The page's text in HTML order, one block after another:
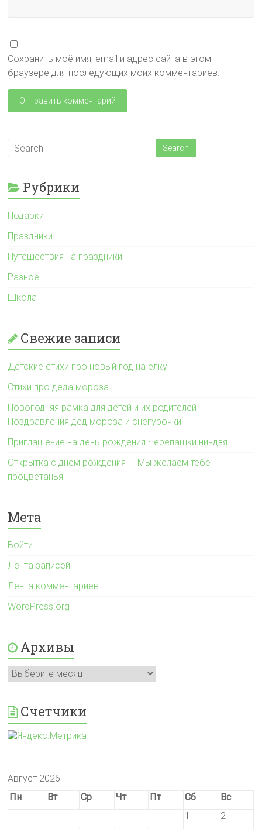
Сохранить моё имя, email и адрес сайта в этом
браузере для последующих моих комментариев.
Рубрики
Подарки
Праздники
Путешествия на праздники
Разное
Школа
Свежие записи
Детские стихи про новый год на елку
Стихи про деда мороза
Новогодняя рамка для детей и их родителей
Поздравления дед мороза и снегурочки
Приглашение на день рождения Черепашки ниндзя
Открытка с днем рождения — Мы желаем тебе
процветанья
Мета
Войти
Лента записей
Лента комментариев
WordPress.org
Архивы
Архивы
Счетчики
Август 2026
Пн
Вт Ср Чт Пт Сб
Вс
1
2